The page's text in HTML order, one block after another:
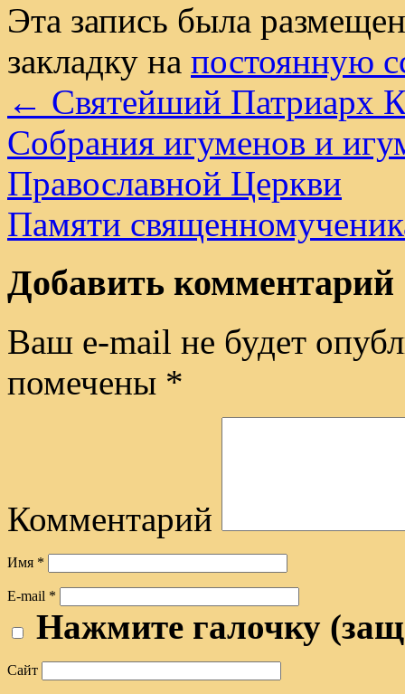
Эта запись была
закладку на постоянную
← Святейший Патриарх
Собрания игуменов и
Православной Церкви
Памяти
Добавить комментарий
Ваш e-mail не будет
помечены *
Комментарий
Имя *
E-mail *
Нажмите галочку
Сайт